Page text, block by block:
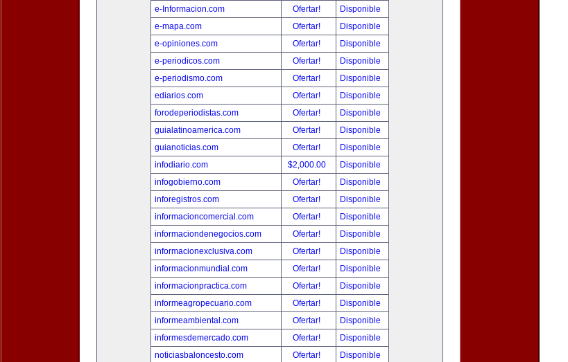
e-Informacion.com
Ofertar!
Disponible
e-mapa.com
Ofertar!
Disponible
e-opiniones.com
Ofertar!
Disponible
e-periodicos.com
Ofertar!
Disponible
e-periodismo.com
Ofertar!
Disponible
ediarios.com
Ofertar!
Disponible
forodeperiodistas.com
Ofertar!
Disponible
guialatinoamerica.com
Ofertar!
Disponible
guianoticias.com
Ofertar!
Disponible
infodiario.com
$2,000.00
Disponible
infogobierno.com
Ofertar!
Disponible
inforegistros.com
Ofertar!
Disponible
informacioncomercial.com
Ofertar!
Disponible
informaciondenegocios.com
Ofertar!
Disponible
informacionexclusiva.com
Ofertar!
Disponible
informacionmundial.com
Ofertar!
Disponible
informacionpractica.com
Ofertar!
Disponible
informeagropecuario.com
Ofertar!
Disponible
informeambiental.com
Ofertar!
Disponible
informesdemercado.com
Ofertar!
Disponible
noticiasbaloncesto.com
Ofertar!
Disponible